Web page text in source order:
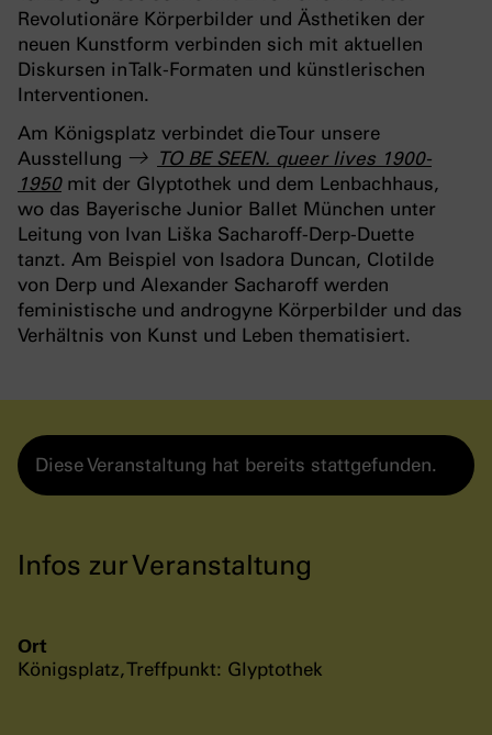
Revolutionäre Körperbilder und Ästhetiken der
neuen Kunstform verbinden sich mit aktuellen
Diskursen in Talk-Formaten und künstlerischen
Interventionen.
Am Königsplatz verbindet die Tour unsere
Ausstellung
TO BE SEEN. queer lives 1900-
1950 mit der Glyptothek und dem Lenbachhaus,
wo das Bayerische Junior Ballet München unter
Leitung von Ivan Liška Sacharoff-Derp-Duette
tanzt. Am Beispiel von Isadora Duncan, Clotilde
von Derp und Alexander Sacharoff werden
feministische und androgyne Körperbilder und das
Verhältnis von Kunst und Leben thematisiert.
Diese Veranstaltung hat bereits stattgefunden.
Infos zur Veranstaltung
Ort
Königsplatz, Treffpunkt: Glyptothek